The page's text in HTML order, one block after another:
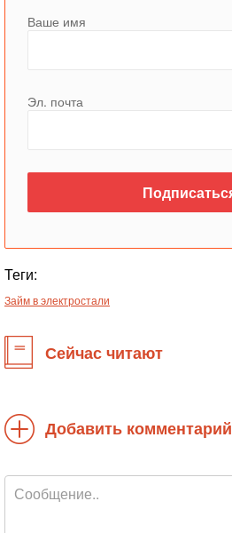
Ваше имя
Эл. почта
Теги:
Займ в электростали
Сейчас читают
Добавить комментарий